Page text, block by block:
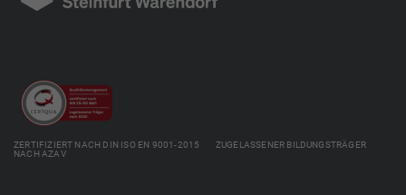
ZERTIFIZIERT NACH DIN ISO EN 9001-2015 ZUGELASSENER BILDUNGSTRÄGER
NACH AZAV